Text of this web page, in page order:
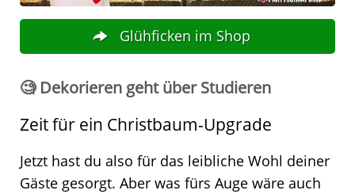
Glühficken im Shop
🧐 Dekorieren geht über Studieren
Zeit für ein Christbaum-Upgrade
Jetzt hast du also für das leibliche Wohl deiner
Gäste gesorgt. Aber was fürs Auge wäre auch